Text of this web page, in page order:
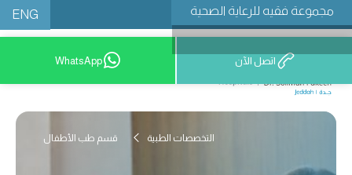
مجموعة فقيه للرعاية الصحية ENG
9200 12777 اتصل الآن WhatsApp
التخصصات الطبية قسم طب الأطفال